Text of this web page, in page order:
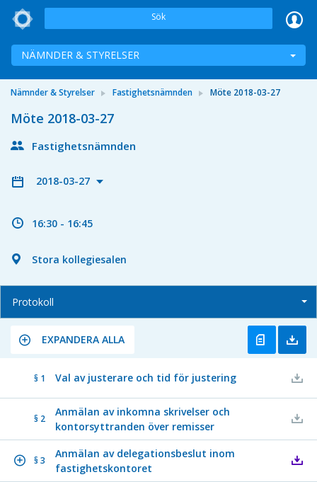
Sök
NÄMNDER & STYRELSER
Nämnder & Styrelser Fastighetsnämnden Möte 2018-03-27
Möte 2018-03-27
Fastighetsnämnden
2018-03-27
16:30 - 16:45
Stora kollegiesalen
Protokoll
EXPANDERA ALLA
§ 1 Val av justerare och tid för justering
§ 2
Anmälan av inkomna skrivelser och
kontorsyttranden över remisser
§ 3
Anmälan av delegationsbeslut inom
fastighetskontoret